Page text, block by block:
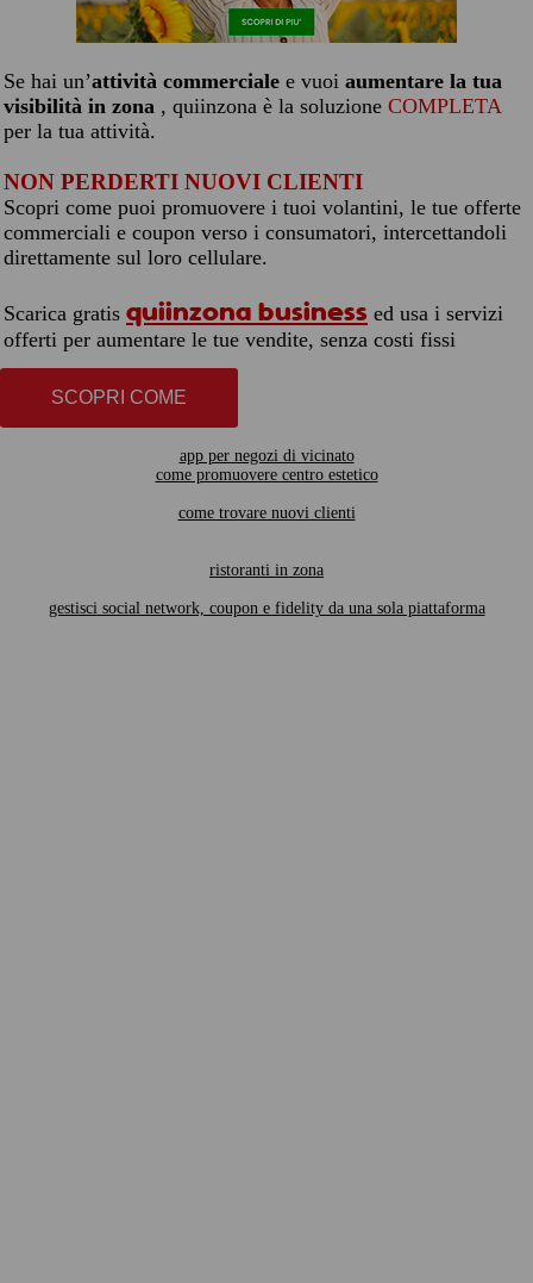
Se hai un’attività commerciale e vuoi aumentare la tua
visibilità in zona , quiinzona è la soluzione COMPLETA
per la tua attività.
NON PERDERTI NUOVI CLIENTI
Scopri come puoi promuovere i tuoi volantini, le tue offerte
commerciali e coupon verso i consumatori, intercettandoli
direttamente sul loro cellulare.
Scarica gratis quiinzona business ed usa i servizi
offerti per aumentare le tue vendite, senza costi fissi
SCOPRI COME
app per negozi di vicinato
come promuovere centro estetico
come trovare nuovi clienti
ristoranti in zona
gestisci social network, coupon e fidelity da una sola piattaforma